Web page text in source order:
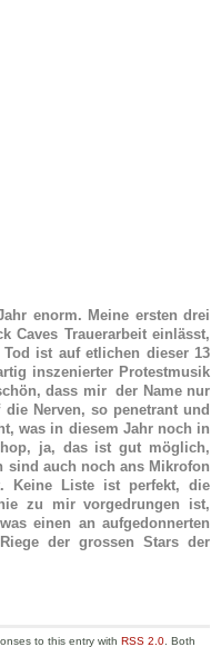
enorm. Meine ersten drei
Caves Trauerarbeit einlässt,
ist auf etlichen dieser 13
inszenierter Protestmusik
dass mir der Name nur
Nerven, so penetrant und
was in diesem Jahr noch in
ja, das ist gut möglich,
sind auch noch ans Mikrofon
Keine Liste ist perfekt, die
zu mir vorgedrungen ist,
einen an aufgedonnerten
der grossen Stars der
to this entry with RSS 2.0. Both